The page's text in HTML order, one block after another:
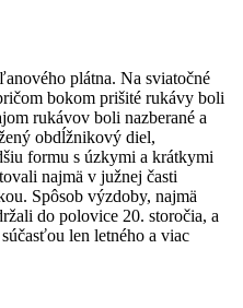
plátna. Na sviatočné
bokom prišité rukávy boli
rukávov boli nazberané a
obdĺžnikový diel,
formu s úzkymi a krátkymi
najmä v južnej časti
Spôsob výzdoby, najmä
do polovice 20. storočia, a
len letného a viac